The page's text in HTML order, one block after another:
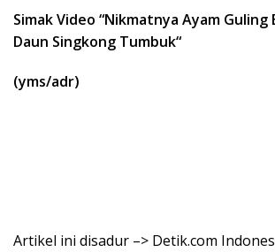
Simak Video “Nikmatnya Ayam Guling
Daun Singkong Tumbuk“
(yms/adr)
Artikel ini disadur –> Detik.com